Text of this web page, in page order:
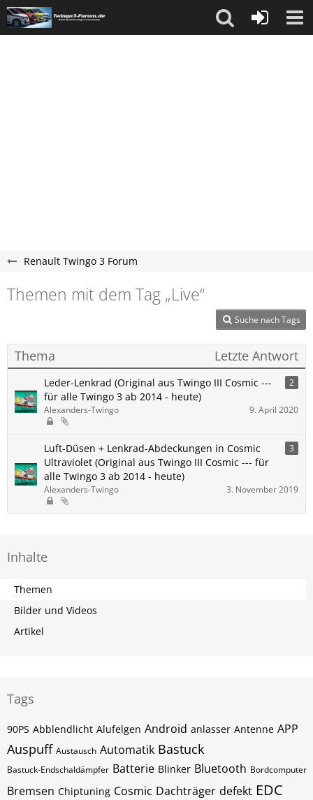
Renault Twingo 3 Forum
Themen mit dem Tag „Live“
Suche nach Tags
Thema Letzte Antwort
Leder-Lenkrad (Original aus Twingo III Cosmic ---
für alle Twingo 3 ab 2014 - heute)
2
Alexanders-Twingo 9. April 2020
Luft-Düsen + Lenkrad-Abdeckungen in Cosmic
Ultraviolet (Original aus Twingo III Cosmic --- für
alle Twingo 3 ab 2014 - heute)
3
Alexanders-Twingo 3. November 2019
Inhalte
Themen
Bilder und Videos
Artikel
Tags
90PS Abblendlicht Alufelgen Android anlasser Antenne APP
Auspuff Austausch Automatik Bastuck
Bastuck-Endschaldämpfer Batterie Blinker Bluetooth Bordcomputer
Bremsen Chiptuning Cosmic Dachträger defekt EDC